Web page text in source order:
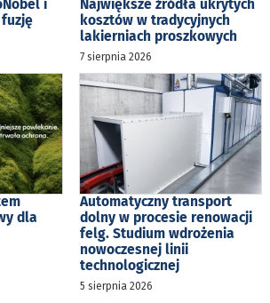
i
Największe źródła ukrytych
kosztów w tradycyjnych
lakierniach proszkowych
7 sierpnia 2026
dla
Automatyczny transport
dolny w procesie renowacji
felg. Studium wdrożenia
nowoczesnej linii
technologicznej
5 sierpnia 2026